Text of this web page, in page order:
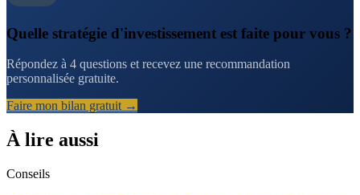
Quelle stratégie d'investissement est faite pour vous ?
Répondez à 4 questions et recevez une recommandation
personnalisée gratuite.
Faire mon bilan gratuit →
À lire aussi
Conseils